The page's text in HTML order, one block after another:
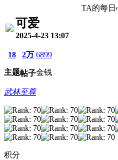
TA的每日
可爱
2025-4-23 13:07
18
主题
2万
帖子
6899
金钱
武林至尊
积分